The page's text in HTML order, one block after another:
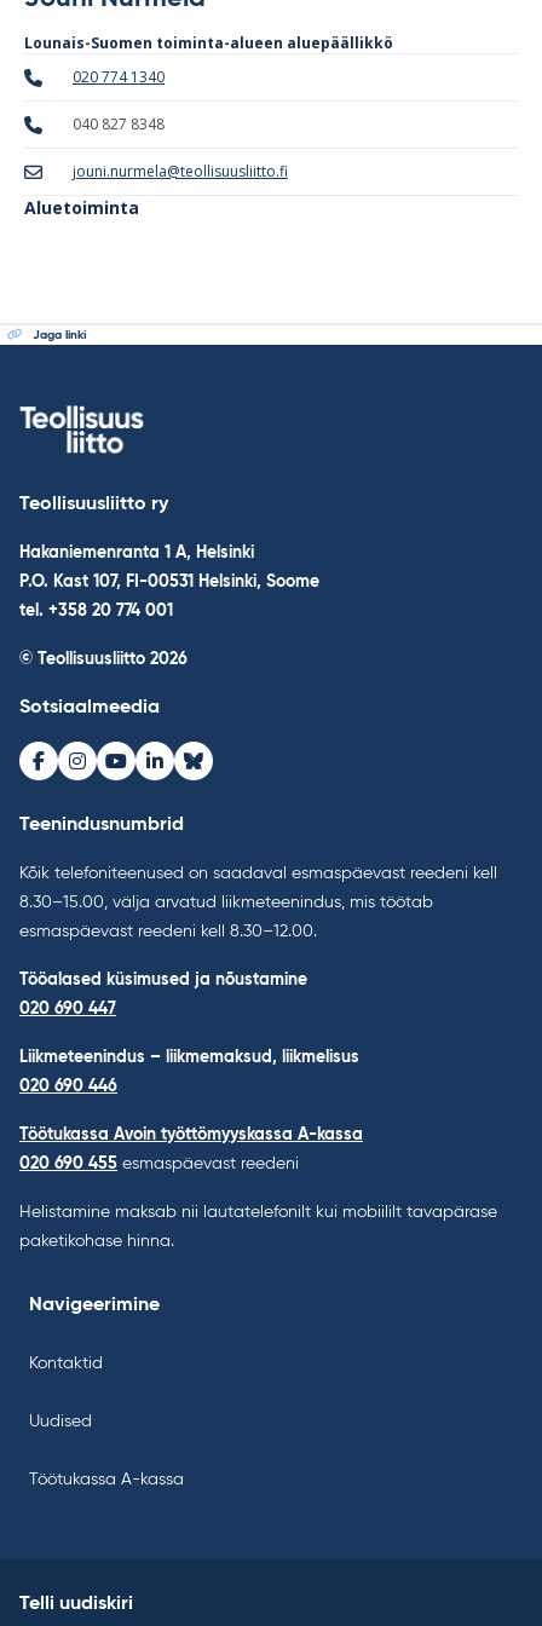
Lounais-Suomen toiminta-alueen aluepäällikkö
020 774 1340
040 827 8348
jouni.nurmela@teollisuusliitto.fi
Aluetoiminta
Jaga linki
Teollisuusliitto ry
Hakaniemenranta 1 A, Helsinki
P.O. Kast 107, FI-00531 Helsinki, Soome
tel. +358 20 774 001
© Teollisuusliitto 2026
Sotsiaalmeedia
Facebook
Instagram
Youtube
LinkedInBluesky
Teenindusnumbrid
Kõik telefoniteenused on saadaval esmaspäevast reedeni kell
8.30–15.00, välja arvatud liikmeteenindus, mis töötab
esmaspäevast reedeni kell 8.30–12.00.
Tööalased küsimused ja nõustamine
020 690 447
Liikmeteenindus – liikmemaksud, liikmelisus
020 690 446
Töötukassa Avoin työttömyyskassa A-kassa
020 690 455 esmaspäevast reedeni
Helistamine maksab nii lautatelefonilt kui mobiililt tavapärase
paketikohase hinna.
Navigeerimine
Kontaktid
Uudised
Töötukassa A-kassa
Telli uudiskiri